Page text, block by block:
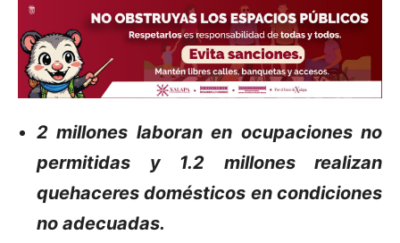
2 millones laboran en ocupaciones no
permitidas y 1.2 millones realizan
quehaceres domésticos en condiciones
no adecuadas.